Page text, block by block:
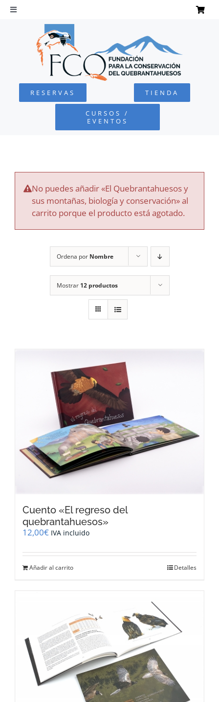
Saltar
Toggle
Navigation
QUEBRANTAHUESOS
FUNDACIÓN
COLABORA
RECURSOS
CONTACTO
RESERVAS TIENDA
CURSOS /
EVENTOS
No puedes añadir «El Quebrantahuesos y
sus montañas, biología y conservación» al
carrito porque el producto está agotado.
Ordena por Nombre
Mostrar 12 productos
Cuento «El regreso del
quebrantahuesos»
12,00€ IVA incluido
Añadir al carrito Detalles